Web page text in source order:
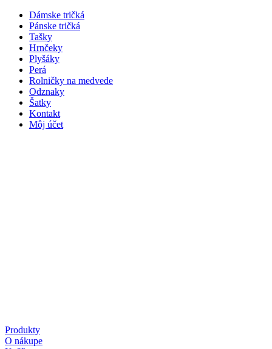
Dámske tričká
Pánske tričká
Tašky
Hrnčeky
Plyšáky
Perá
Rolničky na medvede
Odznaky
Šatky
Kontakt
Môj účet
Produkty
O nákupe